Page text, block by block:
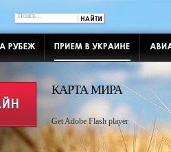
КАРТА МИРА
Get Adobe Flash player